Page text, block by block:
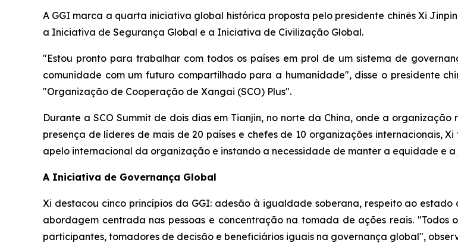
A GGI marca a quarta iniciativa global histórica proposta pelo presidente chinês Xi
a Iniciativa de Segurança Global e a Iniciativa de Civilização Global.
"Estou pronto para trabalhar com todos os países em prol de um sistema de
comunidade com um futuro compartilhado para a humanidade", disse o presidente
"Organização de Cooperação de Xangai (SCO) Plus".
Durante a SCO Summit de dois dias em Tianjin, no norte da China, onde a
presença de líderes de mais de 20 países e chefes de 10 organizações internacionais,
apelo internacional da organização e instando a necessidade de manter a equidade e a
A Iniciativa de Governança Global
Xi destacou cinco princípios da GGI: adesão à igualdade soberana, respeito ao
abordagem centrada nas pessoas e concentração na tomada de ações reais. "Todos
participantes, tomadores de decisão e beneficiários iguais na governança global",